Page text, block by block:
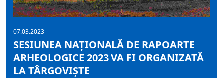
07.03.2023
SESIUNEA NAȚIONALĂ DE RAPOARTE
ARHEOLOGICE 2023 VA FI ORGANIZATĂ
LA TÂRGOVIȘTE